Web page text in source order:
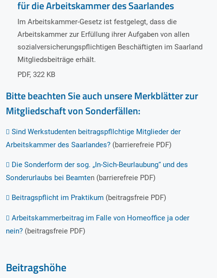
für die Arbeitskammer des Saarlandes
Im Arbeitskammer-Gesetz ist festgelegt, dass die
Arbeitskammer zur Erfüllung ihrer Aufgaben von allen
sozialversicherungspflichtigen Beschäftigten im Saarland
Mitgliedsbeiträge erhält.
PDF, 322 KB
Bitte beachten Sie auch unsere Merkblätter zur
Mitgliedschaft von Sonderfällen:
Sind Werkstudenten beitragspfllchtige Mitglieder der
Arbeitskammer des Saarlandes? (barrierefreie PDF)
Die Sonderform der sog. „In-Sich-Beurlaubung“ und des
Sonderurlaubs bei Beamten (barrierefreie PDF)
Beitragspflicht im Praktikum (beitragsfreie PDF)
Arbeitskammerbeitrag im Falle von Homeoffice ja oder
nein? (beitragsfreie PDF)
Beitragshöhe